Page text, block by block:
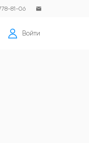
81-06
Войти